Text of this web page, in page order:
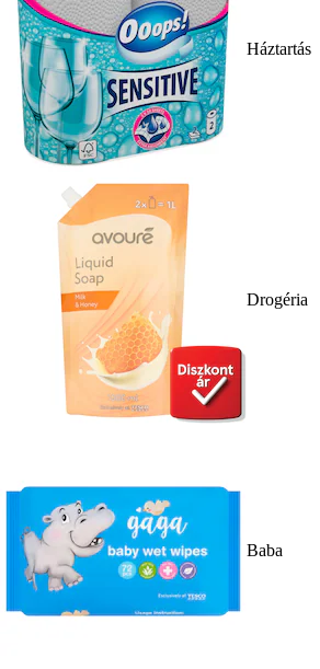
Háztartás
Drogéria
Baba